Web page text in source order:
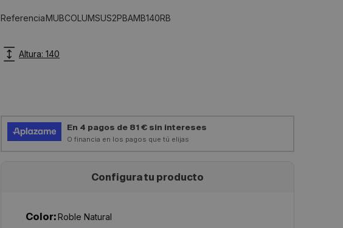
SKU:
ReferenciaMUBCOLUMSUS2PBAMB140RB
Altura: 140
Configura tu producto
Color:Roble Natural